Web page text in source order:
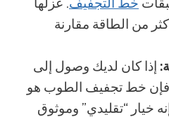
يوفر 30% أكثر من الطاقة مقارنة
إذا كان لديك وصول إلى
خط تجفيف الطوب هو
خيار “تقليدي” وموثوق